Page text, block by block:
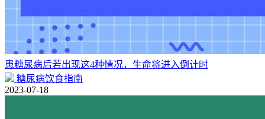
患糖尿病后若出现这4种情况，生命将进入倒计时
糖尿病饮食指南
2023-07-18